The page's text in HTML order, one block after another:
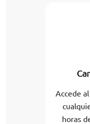
Accede
horas